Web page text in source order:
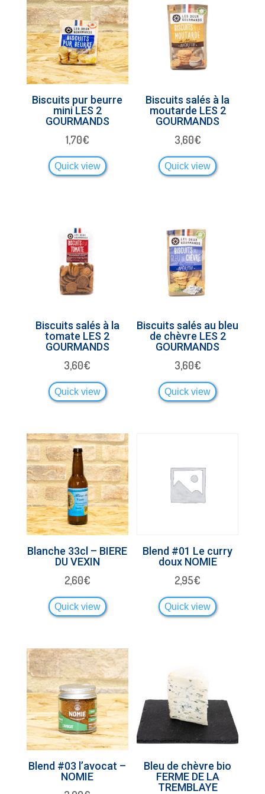
Biscuits pur beurre
mini LES 2
GOURMANDS
1,70€
Quick view
Biscuits salés à la
moutarde LES 2
GOURMANDS
3,60€
Quick view
Biscuits salés à la
tomate LES 2
GOURMANDS
3,60€
Quick view
Biscuits salés au bleu
de chèvre LES 2
GOURMANDS
3,60€
Quick view
Blanche 33cl – BIERE
DU VEXIN
2,60€
Quick view
Blend #01 Le curry
doux NOMIE
2,95€
Quick view
Blend #03 l’avocat –
NOMIE
Bleu de chèvre bio
FERME DE LA
TREMBLAYE